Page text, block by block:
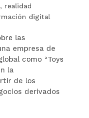
, realidad
digital
las
empresa de
como “Toys
la
de los
derivados